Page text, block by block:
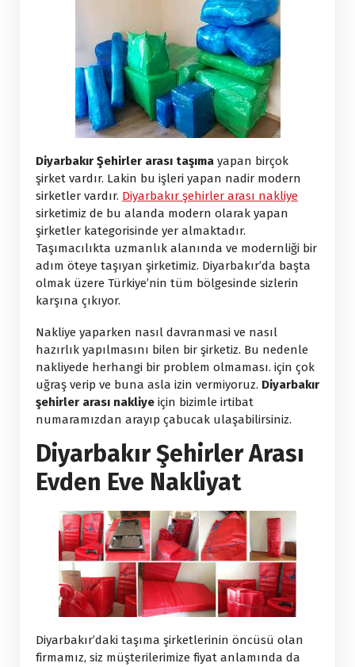
Diyarbakır Şehirler arası taşıma yapan birçok
şirket vardır. Lakin bu işleri yapan nadir modern
sirketler vardır. Diyarbakır şehirler arası nakliye
sirketimiz de bu alanda modern olarak yapan
şirketler kategorisinde yer almaktadır.
Taşımacılıkta uzmanlık alanında ve modernliği bir
adım öteye taşıyan şirketimiz. Diyarbakır’da başta
olmak üzere Türkiye’nin tüm bölgesinde sizlerin
karşına çıkıyor.
Nakliye yaparken nasıl davranmasi ve nasıl
hazırlık yapılmasını bilen bir şirketiz. Bu nedenle
nakliyede herhangi bir problem olmaması. için çok
uğraş verip ve buna asla izin vermiyoruz. Diyarbakır
şehirler arası nakliye için bizimle irtibat
numaramızdan arayıp çabucak ulaşabilirsiniz.
Diyarbakır Şehirler Arası
Evden Eve Nakliyat
Diyarbakır’daki taşıma şirketlerinin öncüsü olan
firmamız, siz müşterilerimize fiyat anlamında da